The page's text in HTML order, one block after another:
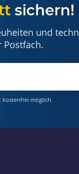
sichern!
und
Postfach.
kostenfrei möglich.